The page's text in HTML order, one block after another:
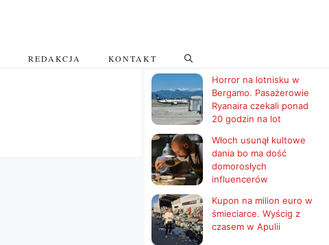
REDAKCJA KONTAKT
Horror na lotnisku w
Bergamo. Pasażerowie
Ryanaira czekali ponad
20 godzin na lot
Włoch usunął kultowe
dania bo ma dość
domorosłych
influencerów
Kupon na milion euro w
śmieciarce. Wyścig z
czasem w Apulii